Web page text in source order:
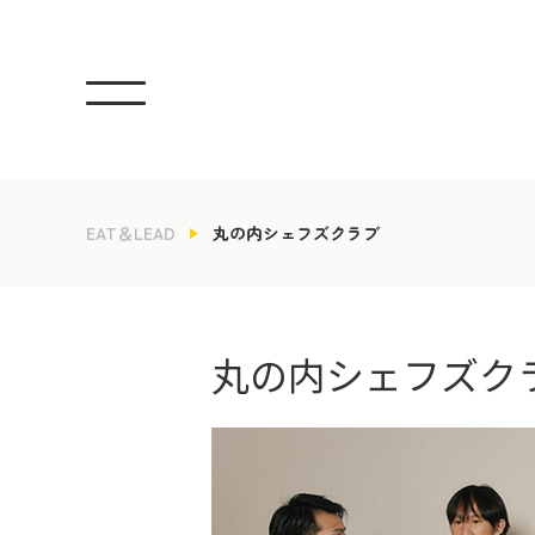
EAT＆LEAD 丸の内シェフズクラブ
丸の内シェフズク